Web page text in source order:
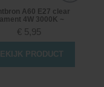
A60 E27 clear
4W 3000K ~
€ 5,95
PRODUCT